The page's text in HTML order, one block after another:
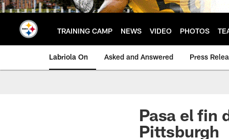
TRAINING CAMP NEWS VIDEO PHOTOS
Labriola On Asked and Answered Press
Pasa el fin
Pittsburgh